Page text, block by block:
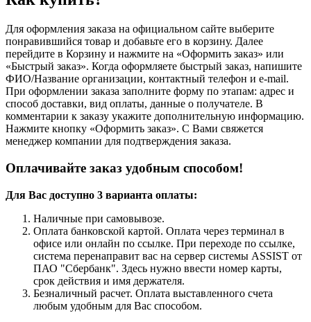
Для оформления заказа на официальном сайте выберите
понравившийся товар и добавьте его в корзину. Далее
перейдите в Корзину и нажмите на «Оформить заказ» или
«Быстрый заказ». Когда оформляете быстрый заказ, напишите
ФИО/Название организации, контактный телефон и e-mail.
При оформлении заказа заполните форму по этапам: адрес и
способ доставки, вид оплаты, данные о получателе. В
комментарии к заказу укажите дополнительную информацию.
Нажмите кнопку «Оформить заказ». С Вами свяжется
менеджер компании для подтверждения заказа.
Оплачивайте заказ удобным способом!
Для Вас доступно 3 варианта оплаты:
Наличные при самовывозе.
Оплата банковской картой. Оплата через терминал в
офисе или онлайн по ссылке. При переходе по ссылке,
система перенаправит вас на сервер системы ASSIST от
ПАО "Сбербанк". Здесь нужно ввести номер карты,
срок действия и имя держателя.
Безналичный расчет. Оплата выставленного счета
любым удобным для Вас способом.